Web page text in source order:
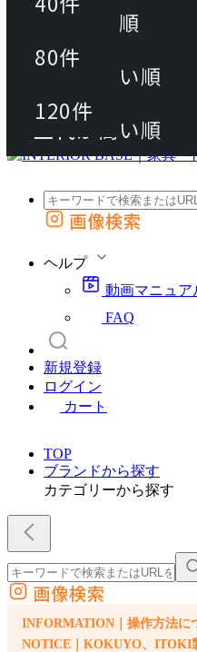
動画マニュアル
FAQ
カート
外部サイトの商品をカートに追
画像検索
ヘルプ
動画マニュア
FAQ
新規登録
ログイン
カート
TOP
ブランドから探す
カテゴリーから探す
外部サイトの商品をカートに追加
他のサイトで見つけた商品ページのURLを貼り
画像検索
INFORMATION｜操作方法に
NOTICE｜KOKUYO、ITOKI
80件
120件
おすすめ順
上代が安い順
上代が高い順
80件
120件